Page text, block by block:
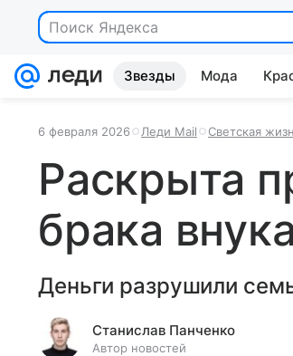
Поиск Яндекса
Звезды Мода
6 февраля 2026 Леди Mail Светская
Раскрыта
брака
Деньги разрушили
Станислав Панченко
Автор новостей